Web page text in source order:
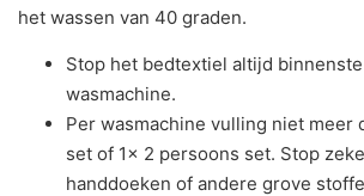
het wassen van 40 graden.
Stop het bedtextiel altijd
wasmachine.
Per wasmachine vulling niet meer
set of 1x 2 persoons set. Stop
handdoeken of andere grove